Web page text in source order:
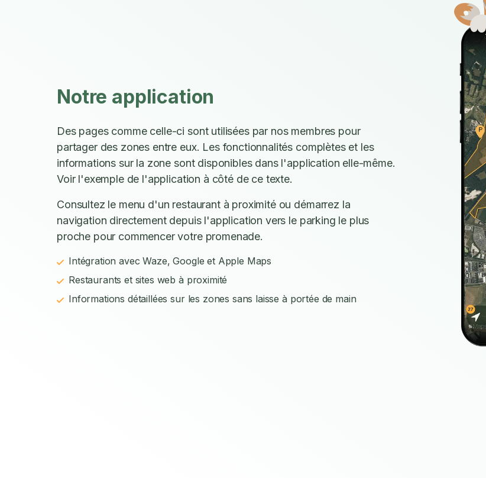
Notre application
Des pages comme celle-ci sont utilisées par nos membres pour
partager des zones entre eux. Les fonctionnalités complètes et les
informations sur la zone sont disponibles dans l'application elle-même.
Voir l'exemple de l'application à côté de ce texte.
Consultez le menu d'un restaurant à proximité ou démarrez la
navigation directement depuis l'application vers le parking le plus
proche pour commencer votre promenade.
Intégration avec Waze, Google et Apple Maps
Restaurants et sites web à proximité
Informations détaillées sur les zones sans laisse à portée de main